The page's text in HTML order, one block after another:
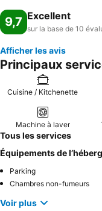
9,7 Excellent
sur la base de 10
Afficher les avis
Principaux
Cuisine / Kitchenette
Machine à laver
Tous les services
Équipements de
Parking
Chambres non-fumeurs
Voir plus